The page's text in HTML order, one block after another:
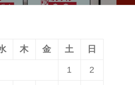
木 金 土 日
1 2